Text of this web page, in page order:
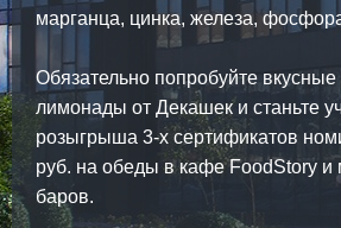
марганца, цинка, железа,
Обязательно попробуйте
лимонады от Декашек и станьте
розыгрыша 3-х сертификатов
руб. на обеды в кафе FoodStory
баров.